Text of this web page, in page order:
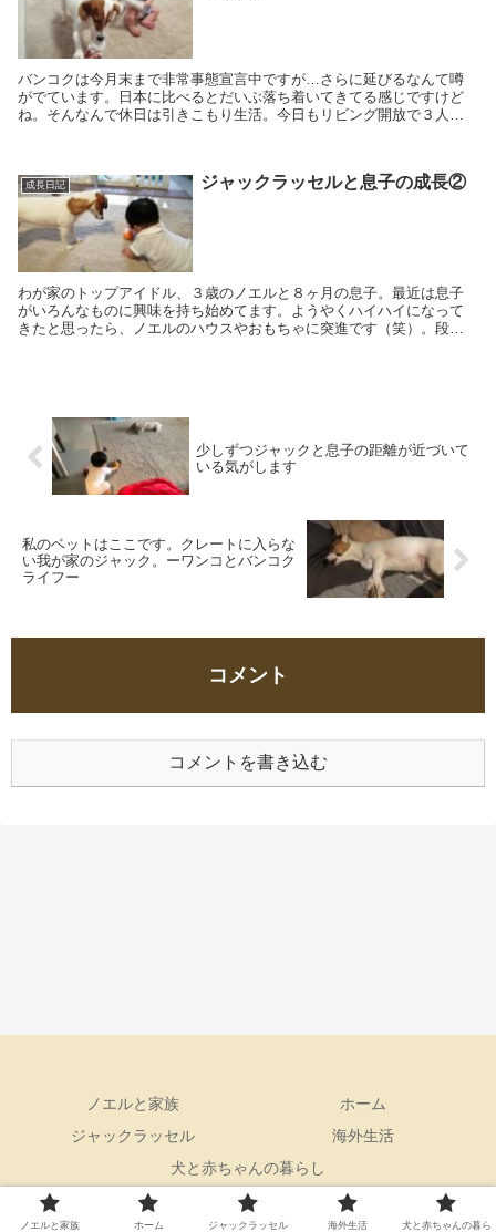
バンコクは今月末まで非常事態宣言中ですが…さらに延びるなんて噂
がでています。日本に比べるとだいぶ落ち着いてきてる感じですけど
ね。そんなんで休日は引きこもり生活。今日もリビング開放で３人ワ
成長日記 ジャックラッセルと息子の成長②
わが家のトップアイドル、３歳のノエルと８ヶ月の息子。最近は息子
がいろんなものに興味を持ち始めてます。ようやくハイハイになって
きたと思ったら、ノエルのハウスやおもちゃに突進です（笑）。段々
少しずつジャックと息子の距離が近づいて
いる気がします
私のベットはここです。クレートに入らな
い我が家のジャック。ーワンコとバンコク
ライフー
コメント
コメントを書き込む
ノエルと家族
ホーム
ジャックラッセル
海外生活
犬と赤ちゃんの暮らし
© 2020 ノエルのブログ.
ノエルと家族 ホーム ジャックラッセル 海外生活 犬と赤ちゃんの暮ら